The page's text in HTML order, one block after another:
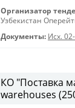
Организатор
Узбекистан
Документы: Исх.
КО "Поставка
warehouses